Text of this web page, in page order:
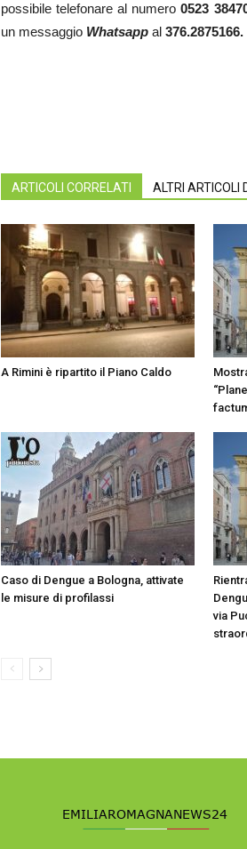
possibile telefonare al numero0523
un messaggio Whatsapp al 376.2875166.
ARTICOLI CORRELATI ALTRI ARTICOLI
A Rimini è ripartito il Piano Caldo
Caso di Dengue a Bologna, attivate
le misure di profilassi
via